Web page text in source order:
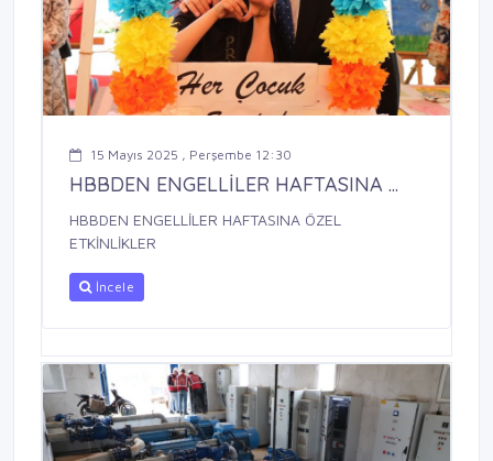
15 Mayıs 2025 , Perşembe 12:30
HBBDEN ENGELLİLER HAFTASINA ...
HBBDEN ENGELLİLER HAFTASINA ÖZEL
ETKİNLİKLER
İncele